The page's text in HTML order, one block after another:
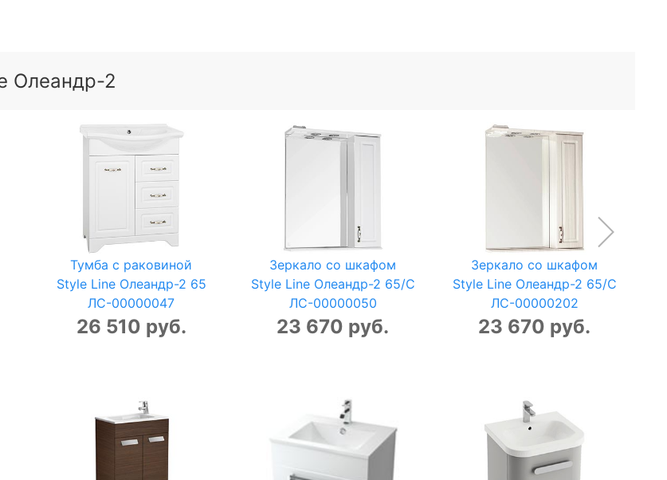
Олеандр-2
Тумба с раковиной
Style Line Олеандр-2 65
ЛС-00000047
26 510 руб.
Зеркало со шкафом
Style Line Олеандр-2 65/C
ЛС-00000050
23 670 руб.
Зеркало со шкафом
Style Line Олеандр-2 65/C
ЛС-00000202
23 670 руб.